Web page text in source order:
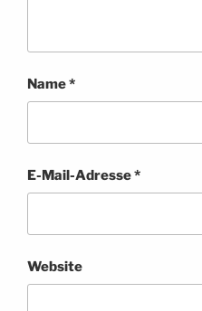
Name*
E-Mail-Adresse*
Website